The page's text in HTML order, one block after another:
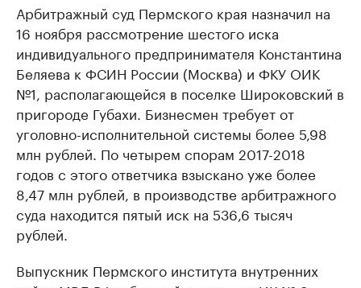
Арбитражный суд Пермского края назначил на
16 ноября рассмотрение шестого иска
индивидуального предпринимателя Константина
Беляева к ФСИН России (Москва) и ФКУ ОИК
№1, располагающейся в поселке Широковский в
пригороде Губахи. Бизнесмен требует от
уголовно-исполнительной системы более 5,98
млн рублей. По четырем спорам 2017-2018
годов с этого ответчика взыскано уже более
8,47 млн рублей, в производстве арбитражного
суда находится пятый иск на 536,6 тысяч
рублей.
Выпускник Пермского института внутренних